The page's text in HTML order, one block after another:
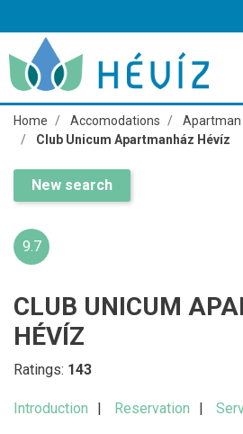
Home Accomodations
Apartman
Club Unicum Apartmanház Hévíz
New search
9.7
CLUB UNICUM
HÉVÍZ
Ratings: 143
Introduction Reservation